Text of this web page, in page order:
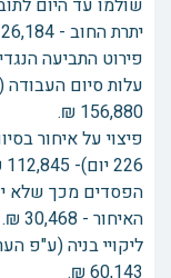
שולמו עד היום לתובעת -
יתרת החוב - 26,184 ₪ .
פירוט התביעה
עלות סיום
156,880 ₪.
226 יום)- 112,845 ₪.
הפסדים מכך שלא
האיחור - 30,468 ₪.
60,143 ₪.